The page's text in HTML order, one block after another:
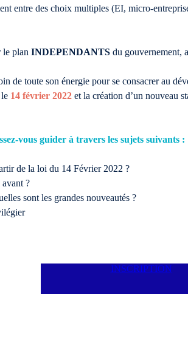
entre des choix multiples (EI, micro-
le plan INDEPENDANTS du gouvernement,
de toute son énergie pour se consacrer au
14 février 2022 et la création d’un nouveau
vous guider à travers les sujets suivants :
de la loi du 14 Février 2022 ?
?
sont les grandes nouveautés ?
INSCRIPTION